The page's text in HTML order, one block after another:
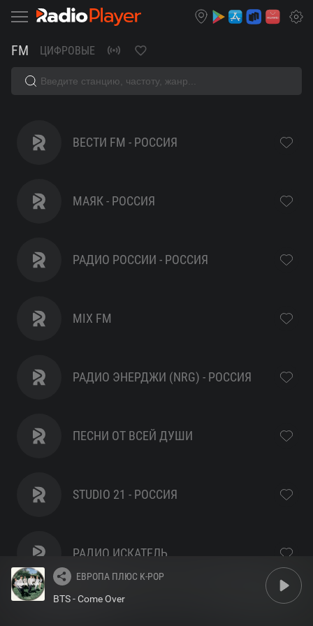
FM ЦИФРОВЫЕ
Европа
Плюс
Pop
ВЕСТИ FM - РОССИЯ
МАЯК - РОССИЯ
РАДИО РОССИИ - РОССИЯ
MIX FM
РАДИО ЭНЕРДЖИ (NRG) - РОССИЯ
ПЕСНИ ОТ ВСЕЙ ДУШИ
STUDIO 21 - РОССИЯ
РАДИО ИСКАТЕЛЬ
ЕВРОПА ПЛЮС K-POP
BTS - Come Over